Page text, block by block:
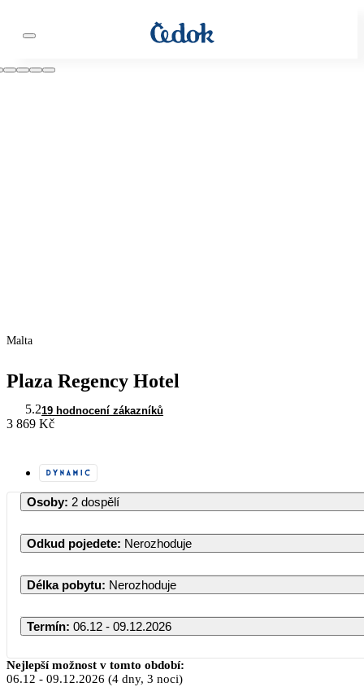
Malta
Plaza Regency Hotel
5.219 hodnocení zákazníků
3 869 Kč
Osoby: 2 dospělí
Odkud pojedete: Nerozhoduje
Délka pobytu: Nerozhoduje
Termín: 06.12 - 09.12.2026
Nejlepší možnost v tomto období:
06.12 - 09.12.2026 (4 dny, 3 noci)